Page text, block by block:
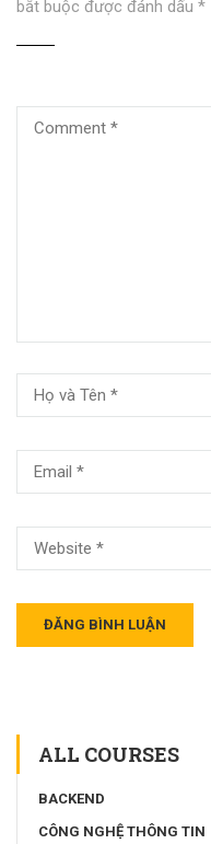
bắt buộc được đánh dấu *
ALL COURSES
BACKEND
CÔNG NGHỆ THÔNG TIN